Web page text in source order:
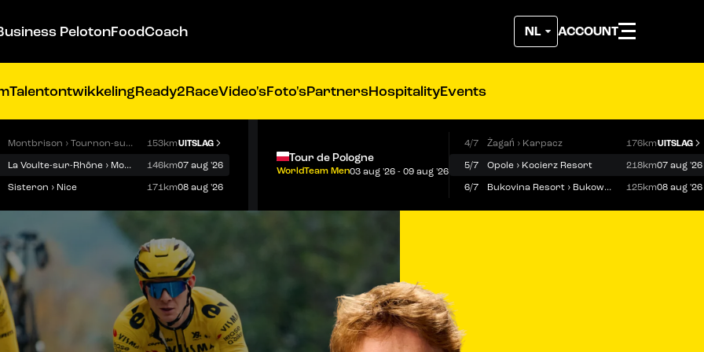
ACCOUNT
PelotonFoodCoach
TalentontwikkelingReady2RaceVideo'sFoto'sPartnersHospitalityEvents
Montbrison › Tournon-sur-Rhône 153kmUITSLAG
La Voulte-sur-Rhône › Mont Ventoux 146km07 aug '26
Sisteron › Nice 171km08 aug '26
Tour de Pologne
WorldTeam Men03 aug '26 - 09 aug '26
4/7 Żagań › Karpacz 176kmUITSLAG
5/7
Opole › Kocierz Resort 218km07 aug '26
6/7
Bukovina Resort › Bukowina Tatrzańska 125km08 aug '26